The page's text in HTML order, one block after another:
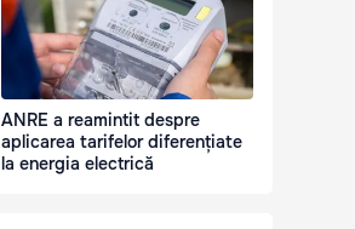
ANRE a reamintit despre
aplicarea tarifelor diferențiate
la energia electrică